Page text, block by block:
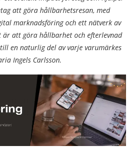
att göra hållbarhetsresan, med
marknadsföring och ett nätverk av
att göra hållbarhet och efterlevnad
till en naturlig del av varje varumärkes
Ingels Carlsson.